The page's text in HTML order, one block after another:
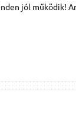
jól működik!